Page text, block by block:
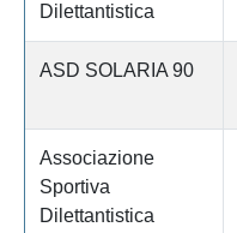
Dilettantistica
ASD SOLARIA 90
Associazione
Sportiva
Dilettantistica